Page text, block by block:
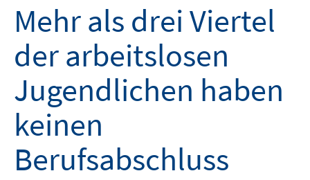
Mehr als drei Viertel
der arbeitslosen
Jugendlichen haben
keinen
Berufsabschluss